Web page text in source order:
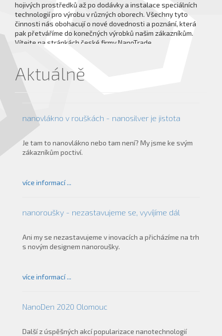
hojivých prostředků až po dodávky a instalace speciálních
technologií pro výrobu v různých oborech. Všechny tyto
činnosti nás obohacují o nové dovednosti a poznání, která
pak přetváříme do konečných výrobků našim zákazníkům.
Vítejte na stránkách české firmy NanoTrade.
Aktuálně
nanovlákno v rouškách - nanosilver je jistota
Je tam to nanovlákno nebo tam není? My jsme ke svým
zákazníkům poctiví.
více informací ...
nanoroušky - nezastavujeme se, vyvíjíme dál
Ani my se nezastavujeme v inovacích a přicházíme na trh
s novým designem nanoroušky.
více informací ...
NanoDen 2020 Olomouc
Další z úspěšných akcí popularizace nanotechnologií